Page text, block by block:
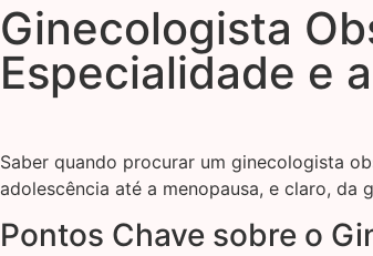
Ginecologista
Especialidade e
Saber quando procurar um ginecologista
adolescência até a menopausa, e claro, da
Pontos Chave sobre o